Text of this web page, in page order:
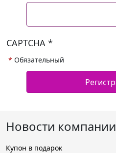
CAPTCHA *
* Обязательный
Новости компании
Купон в подарок